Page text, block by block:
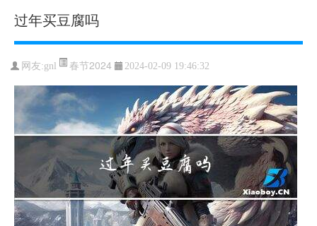
过年买豆腐吗
网友:gnl 春节2024 2024-02-09 19:46:32